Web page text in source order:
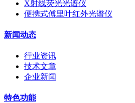
X射线荧光光谱仪
便携式傅里叶红外光谱仪
新闻动态
行业资讯
技术文章
企业新闻
特色功能